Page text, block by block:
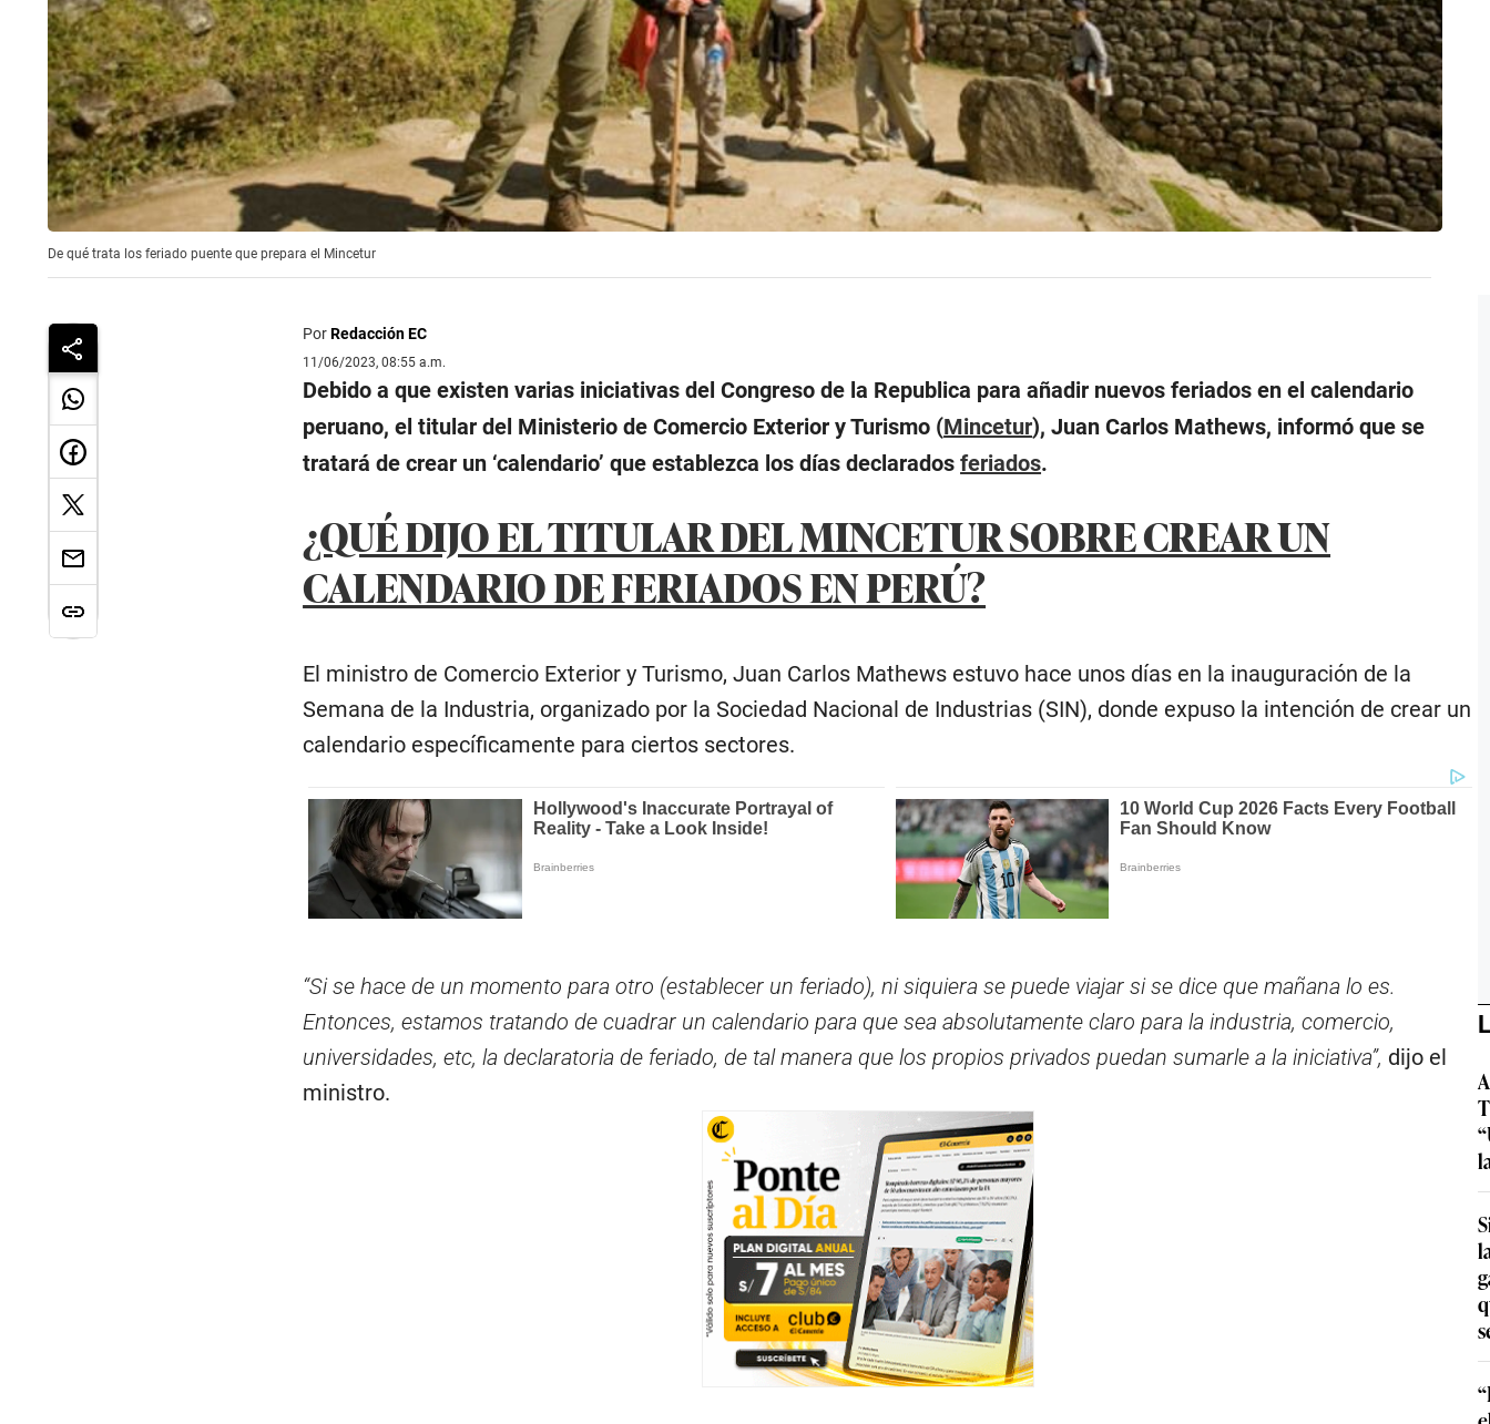
De qué trata los feriado puente que prepara el Mincetur
PorRedacción EC
11/06/2023, 08:55 a.m.
Debido a que existen varias iniciativas del Congreso de la Republica para añadir nuevos feriados en el calendario
peruano, el titular del Ministerio de Comercio Exterior y Turismo (Mincetur), Juan Carlos Mathews, informó que se
tratará de crear un ‘calendario’ que establezca los días declaradosferiados.
¿QUÉ DIJO EL TITULAR DEL MINCETUR SOBRE CREAR UN
CALENDARIO DE FERIADOS EN PERÚ?
El ministro de Comercio Exterior y Turismo, Juan Carlos Mathews estuvo hace unos días en la inauguración de la
Semana de la Industria, organizado por la Sociedad Nacional de Industrias (SIN), donde expuso la intención de crear un
calendario específicamente para ciertos sectores.
“Si se hace de un momento para otro (establecer un feriado), ni siquiera se puede viajar si se dice que mañana lo es.
Entonces, estamos tratando de cuadrar un calendario para que sea absolutamente claro para la industria, comercio,
universidades, etc, la declaratoria de feriado, de tal manera que los propios privados puedan sumarle a la iniciativa”, dijo el
ministro.